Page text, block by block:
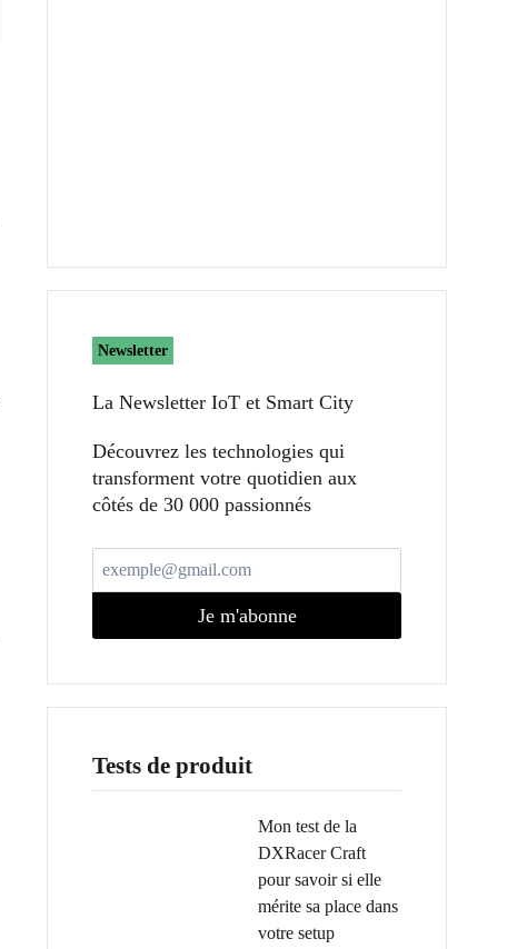
Newsletter
La Newsletter IoT et Smart City​
Découvrez les technologies qui
transforment votre quotidien aux
côtés de 30 000 passionnés
Je m'abonne
Tests de produit
Mon test de la
DXRacer Craft
pour savoir si elle
mérite sa place dans
votre setup